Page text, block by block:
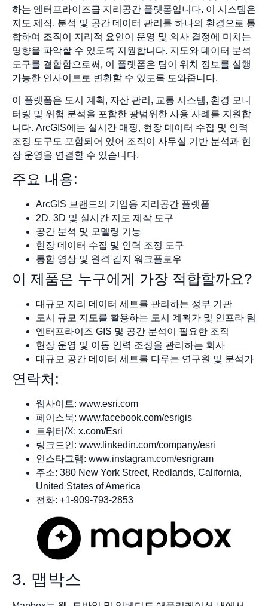
하는 엔터프라이즈급 지리공간 플랫폼입니다. 이 시스템은
지도 제작, 분석 및 공간 데이터 관리를 하나의 환경으로 통
합하여 조직이 지리적 요인이 운영 및 의사 결정에 미치는
영향을 파악할 수 있도록 지원합니다. 지도와 데이터 분석
도구를 결합함으로써, 이 플랫폼은 팀이 위치 정보를 실행
가능한 인사이트로 변환할 수 있도록 도와줍니다.
이 플랫폼은 도시 계획, 자산 관리, 교통 시스템, 환경 모니
터링 및 위험 분석을 포함한 광범위한 사용 사례를 지원합
니다. ArcGIS에는 실시간 매핑, 현장 데이터 수집 및 인력
조정 도구도 포함되어 있어 조직이 사무실 기반 분석과 현
장 운영을 연결할 수 있습니다.
주요 내용:
ArcGIS 브랜드의 기업용 지리공간 플랫폼
2D, 3D 및 실시간 지도 제작 도구
공간 분석 및 모델링 기능
현장 데이터 수집 및 인력 조정 도구
통합 영상 및 원격 감지 워크플로우
이 제품은 누구에게 가장 적합할까요?
대규모 지리 데이터 세트를 관리하는 정부 기관
도시 규모 지도를 활용하는 도시 계획가 및 인프라 팀
엔터프라이즈 GIS 및 공간 분석이 필요한 조직
현장 운영 및 이동 인력 조정을 관리하는 회사
대규모 공간 데이터 세트를 다루는 연구원 및 분석가
연락처:
웹사이트: www.esri.com
페이스북: www.facebook.com/esrigis
트위터/X: x.com/Esri
링크드인: www.linkedin.com/company/esri
인스타그램: www.instagram.com/esrigram
주소: 380 New York Street, Redlands, California,
United States of America
전화: +1-909-793-2853
3. 맵박스